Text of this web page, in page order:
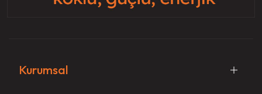
Kurumsal